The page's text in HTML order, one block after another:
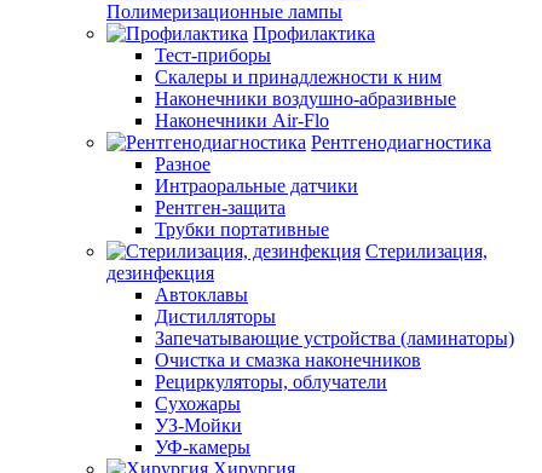
Полимеризационные лампы
Профилактика
Тест-приборы
Скалеры и принадлежности к ним
Наконечники воздушно-абразивные
Наконечники Air-Flo
Рентгенодиагностика
Разное
Интраоральные датчики
Рентген-защита
Трубки портативные
Стерилизация,
дезинфекция
Автоклавы
Дистилляторы
Запечатывающие устройства (ламинаторы)
Очистка и смазка наконечников
Рециркуляторы, облучатели
Сухожары
УЗ-Мойки
УФ-камеры
Хирургия